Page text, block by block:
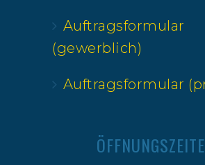
Auftragsformular
(gewerblich)
Auftragsformular